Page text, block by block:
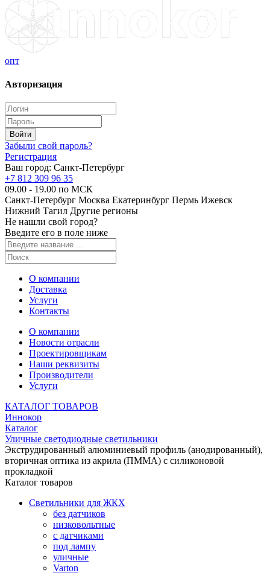
опт
Авторизация
Забыли свой пароль?
Регистрация
Ваш город: Санкт-Петербург
+7 812 309 96 35
09.00 - 19.00 по МСК
Санкт-Петербург Москва Екатеринбург Пермь Ижевск
Нижний Тагил Другие регионы
Не нашли свой город?
Введите его в поле ниже
О компании
Доставка
Услуги
Контакты
О компании
Новости отрасли
Проектировщикам
Наши реквизиты
Производители
Услуги
КАТАЛОГ ТОВАРОВ
Иннокор
Каталог
Уличные светодиодные светильники
Экструдированный алюминиевый профиль (анодированный),
вторичная оптика из акрила (ПММА) с силиконовой
прокладкой
Каталог товаров
Светильники для ЖКХ
без датчиков
низковольтные
с датчиками
под лампу
уличные
Varton